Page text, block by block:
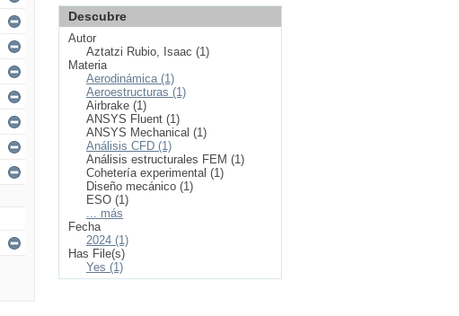
Descubre
Autor
Aztatzi Rubio, Isaac (1)
Materia
Aerodinámica (1)
Aeroestructuras (1)
Airbrake (1)
ANSYS Fluent (1)
ANSYS Mechanical (1)
Análisis CFD (1)
Análisis estructurales FEM (1)
Cohetería experimental (1)
Diseño mecánico (1)
ESO (1)
... más
Fecha
2024 (1)
Has File(s)
Yes (1)